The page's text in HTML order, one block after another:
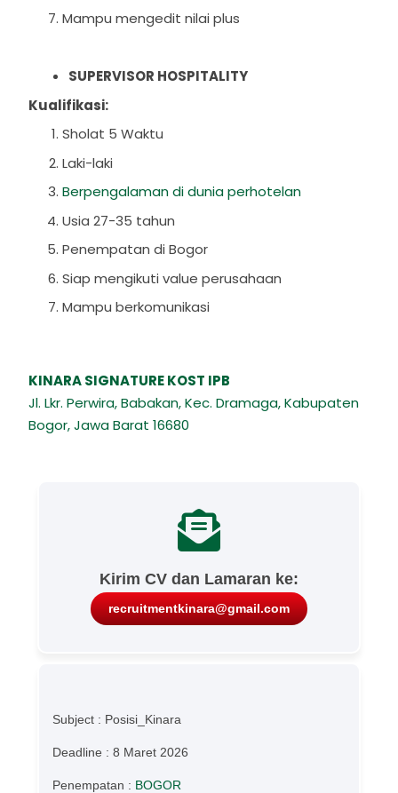
Mampu mengedit nilai plus
SUPERVISOR HOSPITALITY
Kualifikasi:
Sholat 5 Waktu
Laki-laki
Berpengalaman di dunia perhotelan
Usia 27-35 tahun
Penempatan di Bogor
Siap mengikuti value perusahaan
Mampu berkomunikasi
KINARA SIGNATURE KOST IPB
Jl. Lkr. Perwira, Babakan, Kec. Dramaga, Kabupaten
Bogor, Jawa Barat 16680
Kirim CV dan Lamaran ke:
recruitmentkinara@gmail.com
Subject : Posisi_Kinara
Deadline : 8 Maret 2026
Penempatan : BOGOR